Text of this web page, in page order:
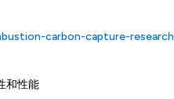
carbon-capture-research
和性能